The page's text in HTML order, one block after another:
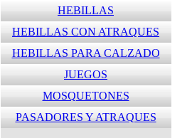
HEBILLAS
HEBILLAS CON ATRAQUES
HEBILLAS PARA CALZADO
JUEGOS
MOSQUETONES
PASADORES Y ATRAQUES